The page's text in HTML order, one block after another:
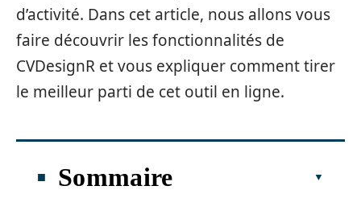
d’activité. Dans cet article, nous allons vous
faire découvrir les fonctionnalités de
CVDesignR et vous expliquer comment tirer
le meilleur parti de cet outil en ligne.
Sommaire